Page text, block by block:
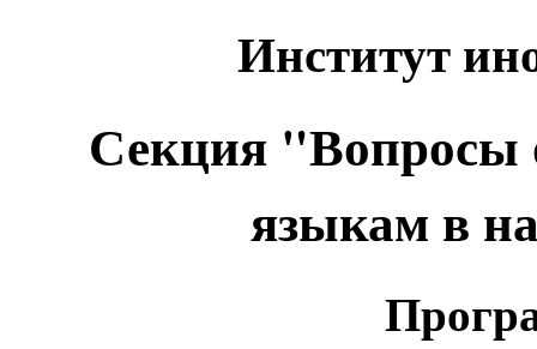
Институт
Секция "Вопросы
языкам в